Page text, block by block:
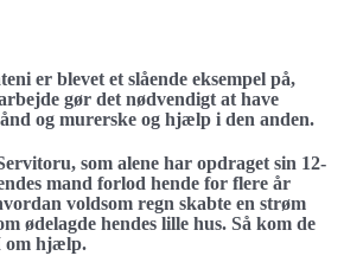
er blevet et slående eksempel på,
gør det nødvendigt at have
og murerske og hjælp i den anden.
som alene har opdraget sin 12-
mand forlod hende for flere år
voldsom regn skabte en strøm
ødelagde hendes lille hus. Så kom de
om hjælp.